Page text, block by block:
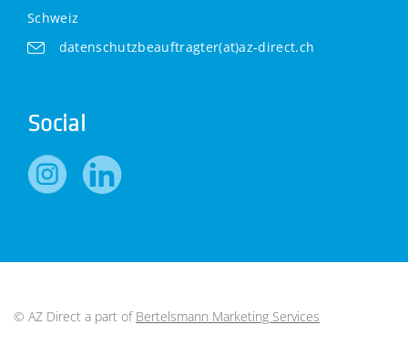
Schweiz
datenschutzbeauftragter(at)az-direct.ch
Social
© AZ Direct a part of Bertelsmann Marketing Services